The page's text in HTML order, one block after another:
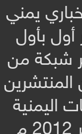
يمني
بأول
شبكة من
المنتشرين
اليمنية